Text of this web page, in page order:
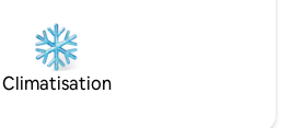
Climatisation